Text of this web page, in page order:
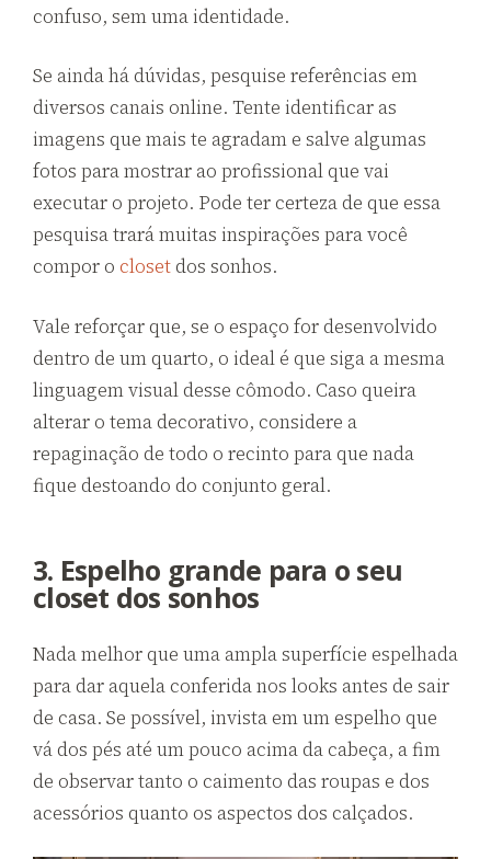
confuso, sem uma identidade.
Se ainda há dúvidas, pesquise referências em
diversos canais online. Tente identificar as
imagens que mais te agradam e salve algumas
fotos para mostrar ao profissional que vai
executar o projeto. Pode ter certeza de que essa
pesquisa trará muitas inspirações para você
compor o closetdos sonhos.
Vale reforçar que, se o espaço for desenvolvido
dentro de um quarto, o ideal é que siga a mesma
linguagem visual desse cômodo. Caso queira
alterar o tema decorativo, considere a
repaginação de todo o recinto para que nada
fique destoando do conjunto geral.
3. Espelho grande para o seu
closet dos sonhos
Nada melhor que uma ampla superfície espelhada
para dar aquela conferida nos looks antes de sair
de casa. Se possível, invista em um espelho que
vá dos pés até um pouco acima da cabeça, a fim
de observar tanto o caimento das roupas e dos
acessórios quanto os aspectos dos calçados.